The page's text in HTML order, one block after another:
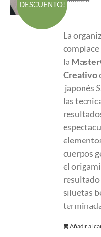
DESCUENTO!
La
la
Creativo
japonés
las
cuerpos
el
resultado
siluetas
Añadir al